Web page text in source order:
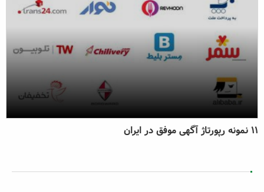
۱۱ نمونه رپورتاژ آگهی موفق در ایران